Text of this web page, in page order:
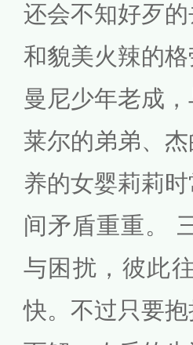
还会不知好歹
和貌美火辣的
曼尼少年老成
莱尔的弟弟、
养的女婴莉莉
间矛盾重重。
与困扰，彼此
快。不过只要